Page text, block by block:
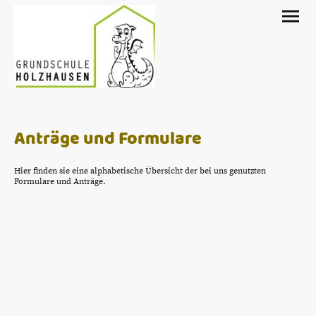
Anträge und Formulare
Hier finden sie eine alphabetische Übersicht der bei uns genutzten
Formulare und Anträge.